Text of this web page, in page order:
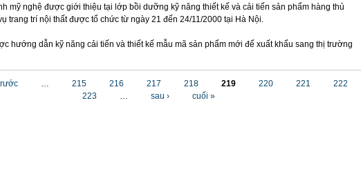
mỹ nghệ được giới thiệu tại lớp bồi dưỡng kỹ năng thiết kế và cải tiến sản phẩm hàng thủ
trang trí nội thất được tổ chức từ ngày 21 đến 24/11/2000 tại Hà Nội.
hướng dẫn kỹ năng cải tiến và thiết kế mẫu mã sản phẩm mới để xuất khẩu sang thị trường
… 215 216 217 218 219 220 221
222
223
… sau › cuối »